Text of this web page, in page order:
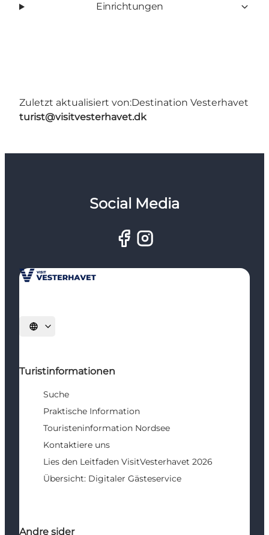
Einrichtungen
Zuletzt aktualisiert von:Destination Vesterhavet
turist@visitvesterhavet.dk
Social Media
Sprache auswählen
Turistinformationen
Suche
Praktische Information
Touristeninformation Nordsee
Kontaktiere uns
Lies den Leitfaden VisitVesterhavet 2026
Übersicht: Digitaler Gästeservice
Andre sider